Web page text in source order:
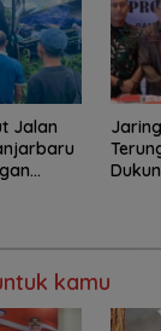
Jalan
kamu